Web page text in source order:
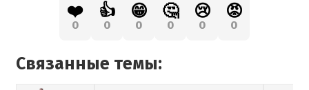
❤️
0
👍
0
😁
0
🤔
0
😢
0
😡
0
Связанные темы: